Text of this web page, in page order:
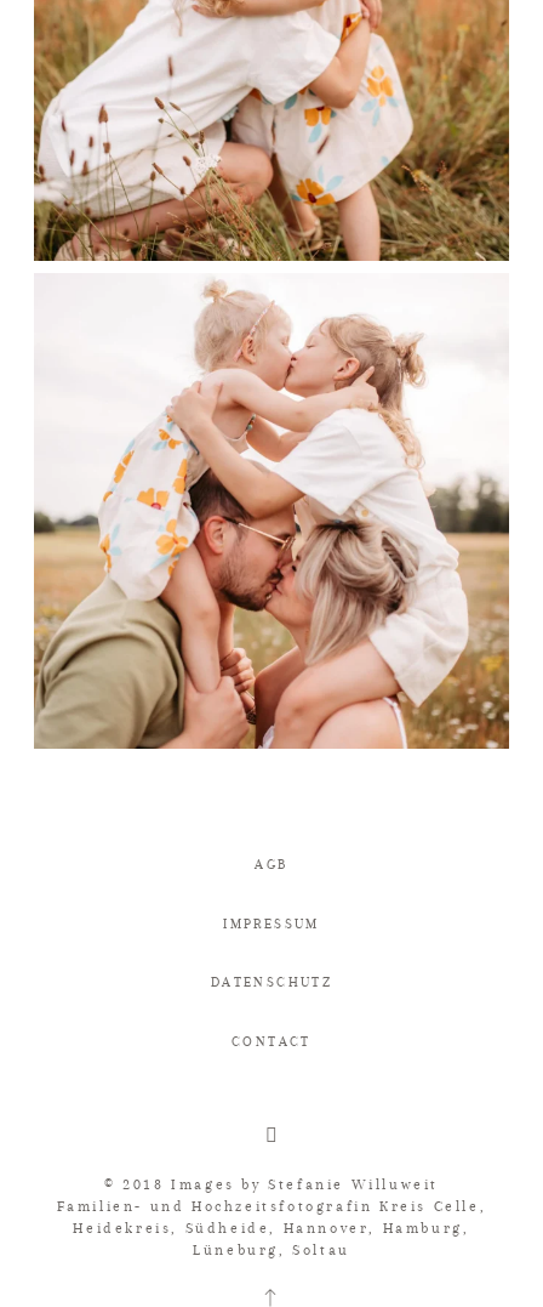
AGB
IMPRESSUM
DATENSCHUTZ
CONTACT
© 2018 Images byStefanie Willuweit
Familien- und Hochzeitsfotografin Kreis Celle,
Heidekreis, Südheide, Hannover, Hamburg,
Lüneburg, Soltau